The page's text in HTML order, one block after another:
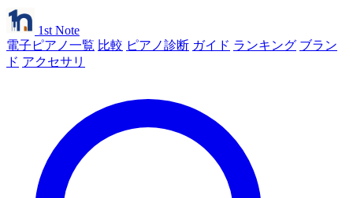
1st Note
電子ピアノ一覧 比較 ピアノ診断 ガイド ランキング ブラン
ド アクセサリ